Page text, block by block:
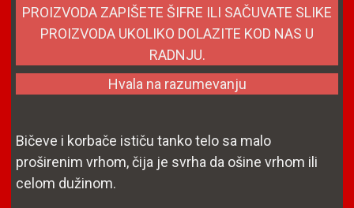
PROIZVODA ZAPIŠETE ŠIFRE ILI SAČUVATE SLIKE
PROIZVODA UKOLIKO DOLAZITE KOD NAS U
RADNJU.
Hvala na razumevanju
Bičeve i korbače ističu tanko telo sa malo
proširenim vrhom, čija je svrha da ošine vrhom ili
celom dužinom.